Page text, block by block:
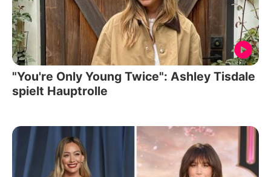
"You're Only Young Twice": Ashley Tisdale
spielt Hauptrolle